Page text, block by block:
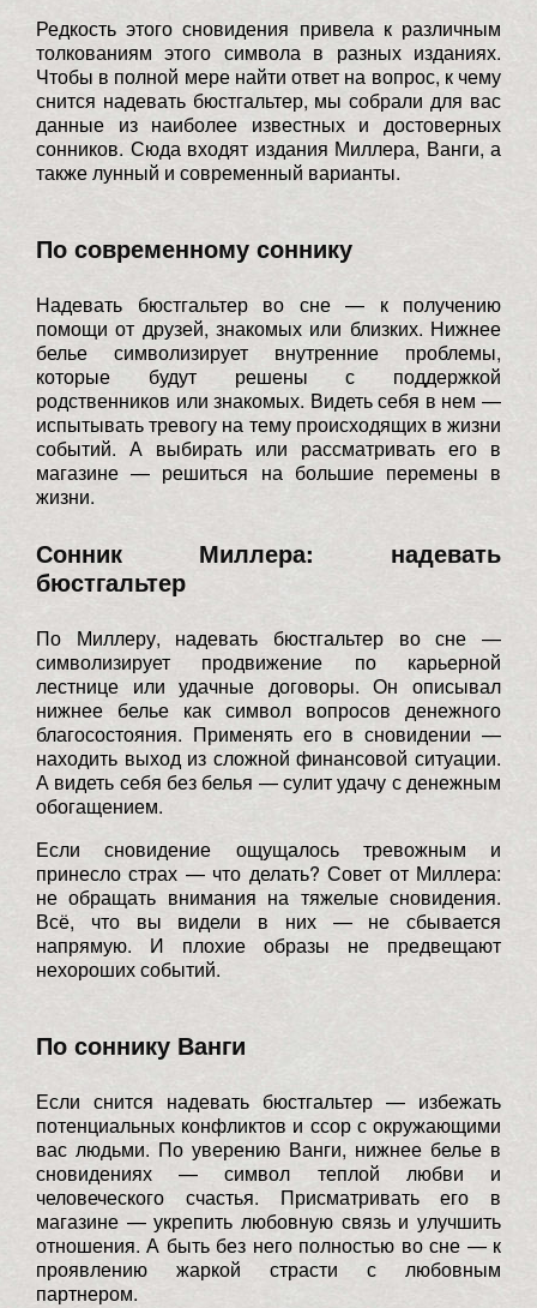
Редкость этого сновидения привела к различным
толкованиям этого символа в разных изданиях.
Чтобы в полной мере найти ответ на вопрос, к чему
снится надевать бюстгальтер, мы собрали для вас
данные из наиболее известных и достоверных
сонников. Сюда входят издания Миллера, Ванги, а
также лунный и современный варианты.
По современному соннику
Надевать бюстгальтер во сне — к получению
помощи от друзей, знакомых или близких. Нижнее
белье символизирует внутренние проблемы,
которые будут решены с поддержкой
родственников или знакомых. Видеть себя в нем —
испытывать тревогу на тему происходящих в жизни
событий. А выбирать или рассматривать его в
магазине — решиться на большие перемены в
жизни.
Сонник Миллера: надевать
бюстгальтер
По Миллеру, надевать бюстгальтер во сне —
символизирует продвижение по карьерной
лестнице или удачные договоры. Он описывал
нижнее белье как символ вопросов денежного
благосостояния. Применять его в сновидении —
находить выход из сложной финансовой ситуации.
А видеть себя без белья — сулит удачу с денежным
обогащением.
Если сновидение ощущалось тревожным и
принесло страх — что делать? Совет от Миллера:
не обращать внимания на тяжелые сновидения.
Всё, что вы видели в них — не сбывается
напрямую. И плохие образы не предвещают
нехороших событий.
По соннику Ванги
Если снится надевать бюстгальтер — избежать
потенциальных конфликтов и ссор с окружающими
вас людьми. По уверению Ванги, нижнее белье в
сновидениях — символ теплой любви и
человеческого счастья. Присматривать его в
магазине — укрепить любовную связь и улучшить
отношения. А быть без него полностью во сне — к
проявлению жаркой страсти с любовным
партнером.